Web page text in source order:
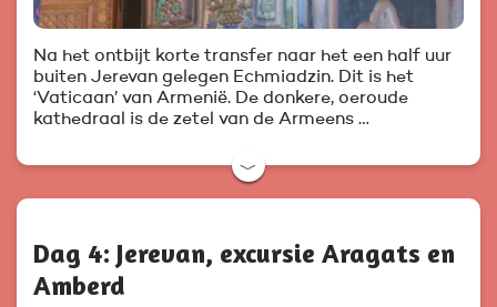
Na het ontbijt korte transfer naar het een half uur
buiten Jerevan gelegen Echmiadzin. Dit is het
‘Vaticaan’ van Armenië. De donkere, oeroude
kathedraal is de zetel van de Armeens …
﹀
Dag 4: Jerevan, excursie Aragats en
Amberd